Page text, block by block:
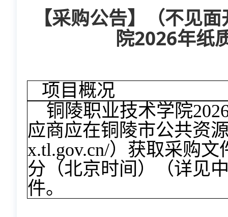
【采购公告】（不见
院2026年纸
项目概况
铜陵职业技术学院
应商应在铜陵市公共资
x.tl.gov.cn/）获取采购文
分 （北京时间）（详见
件。